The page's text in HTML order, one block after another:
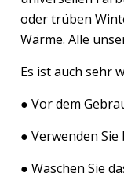
oder trüben
Wärme. Alle
Es ist auch sehr
● Vor dem
● Verwenden
● Waschen Sie